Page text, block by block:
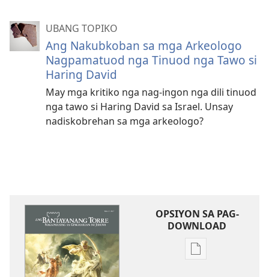
UBANG TOPIKO
Ang Nakubkoban sa mga Arkeologo
Nagpamatuod nga Tinuod nga Tawo si
Haring David
May mga kritiko nga nag-ingon nga dili tinuod
nga tawo si Haring David sa Israel. Unsay
nadiskobrehan sa mga arkeologo?
OPSIYON SA PAG-
DOWNLOAD
Opsiyon